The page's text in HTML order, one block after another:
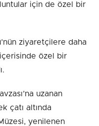
için de özel bir
ziyaretçilere daha
içerisinde özel bir
uzanan
çatı altında
yenilenen